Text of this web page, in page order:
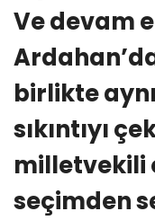
Ve devam
birlikte
sıkıntıyı
milletvekili
seçimden